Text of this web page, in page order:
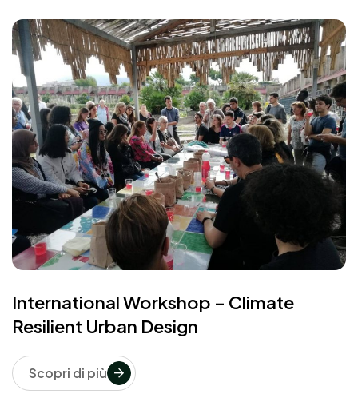
International Workshop – Climate
Resilient Urban Design
Scopri di più